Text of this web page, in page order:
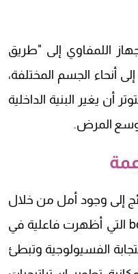
اللمفاوي إلى "طريق
أنحاء الجسم المختلفة،
أن يغير البنية الداخلية
المرض.
إلى وجود أمل من خلال
بعض الأدوية مثل beta blockers التي أظهرت فاعلية في
الفسيولوجية وتبطئ